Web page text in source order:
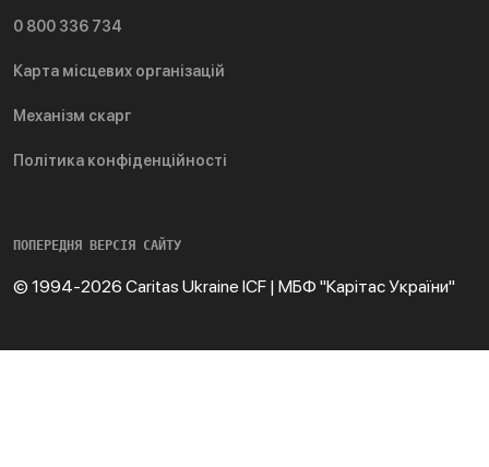
0 800 336 734
Карта місцевих організацій
Механізм скарг
Політика конфіденційності
ПОПЕРЕДНЯ ВЕРСІЯ САЙТУ
© 1994-2026 Caritas Ukraine ICF | МБФ "Карітас України"